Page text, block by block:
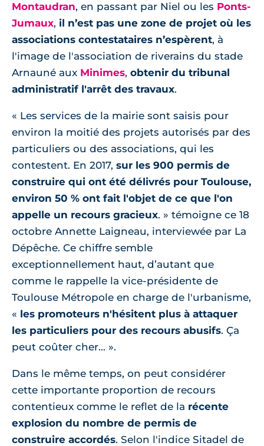
Montaudran, en passant par Niel ou les Ponts-
Jumaux, il n’est pas une zone de projet où les
associations contestataires n’espèrent, à
l'image de l'association de riverains du stade
Arnauné aux Minimes, obtenir du tribunal
administratif l'arrêt des travaux.
« Les services de la mairie sont saisis pour
environ la moitié des projets autorisés par des
particuliers ou des associations, qui les
contestent. En 2017, sur les 900 permis de
construire qui ont été délivrés pour Toulouse,
environ 50 % ont fait l'objet de ce que l'on
appelle un recours gracieux. » témoigne ce 18
octobre Annette Laigneau, interviewée par La
Dépêche. Ce chiffre semble
exceptionnellement haut, d’autant que
comme le rappelle la vice-présidente de
Toulouse Métropole en charge de l'urbanisme,
« les promoteurs n'hésitent plus à attaquer
les particuliers pour des recours abusifs. Ça
peut coûter cher... ».
Dans le même temps, on peut considérer
cette importante proportion de recours
contentieux comme le reflet de la récente
explosion du nombre de permis de
construire accordés. Selon l'indice Sitadel de